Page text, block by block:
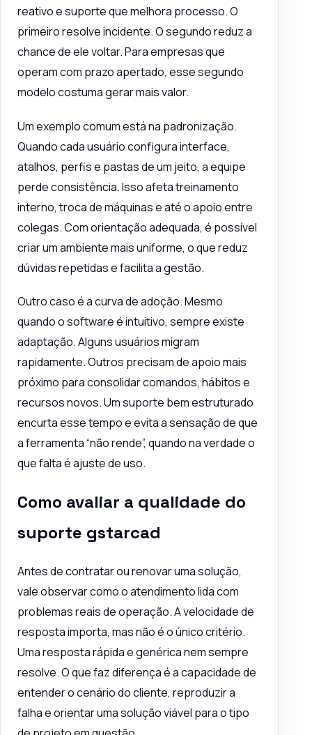
reativo e suporte que melhora processo. O
primeiro resolve incidente. O segundo reduz a
chance de ele voltar. Para empresas que
operam com prazo apertado, esse segundo
modelo costuma gerar mais valor.
Um exemplo comum está na padronização.
Quando cada usuário configura interface,
atalhos, perfis e pastas de um jeito, a equipe
perde consistência. Isso afeta treinamento
interno, troca de máquinas e até o apoio entre
colegas. Com orientação adequada, é possível
criar um ambiente mais uniforme, o que reduz
dúvidas repetidas e facilita a gestão.
Outro caso é a curva de adoção. Mesmo
quando osoftware é intuitivo, sempre existe
adaptação. Alguns usuários migram
rapidamente. Outros precisam de apoio mais
próximo para consolidar comandos, hábitos e
recursos novos. Um suporte bem estruturado
encurta esse tempo e evita a sensação de que
a ferramenta “não rende”, quando na verdade o
que falta é ajuste de uso.
Como avaliar a qualidade do
suporte gstarcad
Antes de contratar ou renovar uma solução,
vale observar como o atendimento lida com
problemas reais de operação. A velocidade de
resposta importa, mas não é o único critério.
Uma resposta rápida e genérica nem sempre
resolve. O que faz diferença é a capacidade de
entender o cenário do cliente, reproduzir a
falha e orientar uma solução viável para o tipo